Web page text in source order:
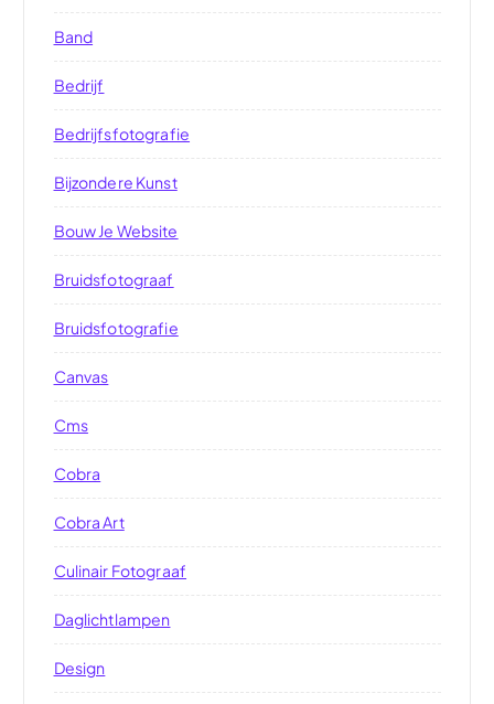
Band
Bedrijf
Bedrijfsfotografie
Bijzondere Kunst
Bouw Je Website
Bruidsfotograaf
Bruidsfotografie
Canvas
Cms
Cobra
Cobra Art
Culinair Fotograaf
Daglichtlampen
Design